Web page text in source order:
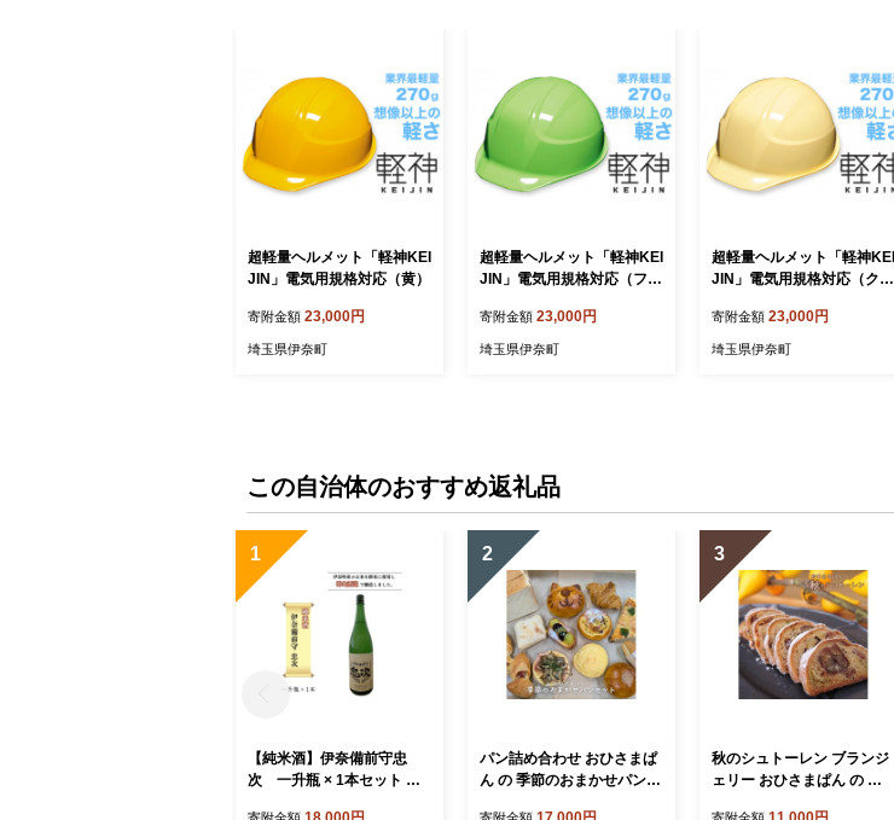
超軽量ヘルメット「軽神KEI
JIN」電気用規格対応（黄）
寄附金額 23,000円
埼玉県伊奈町
超軽量ヘルメット「軽神KEI
JIN」電気用規格対応（フレ
寄附金額 23,000円
埼玉県伊奈町
超軽量ヘルメット「軽神KEI
JIN」電気用規格対応（クリ
寄附金額 23,000円
埼玉県伊奈町
この自治体のおすすめ返礼品
1
【純米酒】伊奈備前守忠
次 一升瓶 × 1本セット 神
2
パン詰め合わせ おひさまぱ
ん の 季節のおまかせパンセ
3
秋のシュトーレン ブランジ
ェリー おひさまぱん の シ